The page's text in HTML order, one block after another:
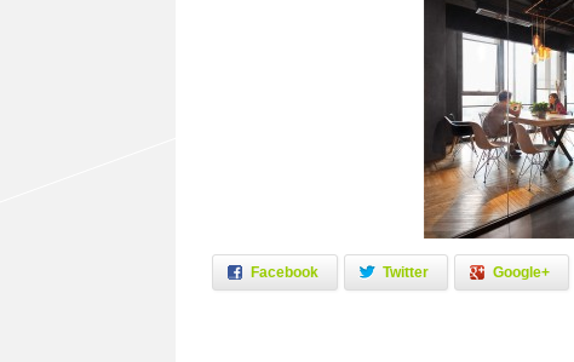
Facebook Twitter Google+